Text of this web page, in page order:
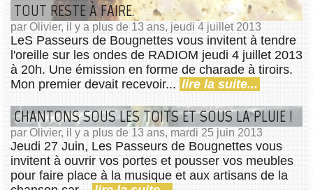
TOUT RESTE À FAIRE.
par Olivier, il y a plus de 13 ans, jeudi 4 juillet 2013
LeS Passeurs de Bougnettes vous invitent à tendre
l'oreille sur les ondes de RADIOM jeudi 4 juillet 2013
à 20h. Une émission en forme de charade à tiroirs.
Mon premier devait recevoir... lire la suite...
CHANTONS SOUS LES TOITS ET SOUS LA PLUIE !
par Olivier, il y a plus de 13 ans, mardi 25 juin 2013
Jeudi 27 Juin, Les Passeurs de Bougnettes vous
invitent à ouvrir vos portes et pousser vos meubles
pour faire place à la musique et aux artisans de la